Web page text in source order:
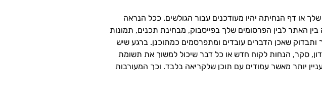
או דף הנחיתה יהיו מעודכנים עבור הגולשים. ככל הנראה
האתר לבין הפרסומים שלך בפייסבוק, מבחינת תכנים, תמונות
שאכן הדברים עובדים ומתפרסמים כמתוכנן. ברגע שיש
סקר, הנחות לקוח חדש או כל דבר שיכול למשוך את תשומת
יותר מאשר עמודים עם תוכן שלקריאה בלבד. וכך המעורבות